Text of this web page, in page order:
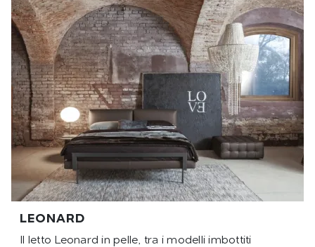
LEONARD
Il letto Leonard in pelle, tra i modelli imbottiti